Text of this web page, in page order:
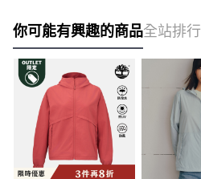
你可能有興趣的商品全站排行